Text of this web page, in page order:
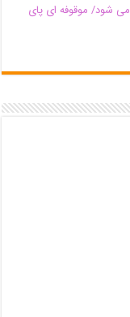
شود/ موقوفه ای پای